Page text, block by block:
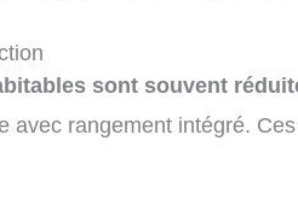
sont souvent
rangement intégré.